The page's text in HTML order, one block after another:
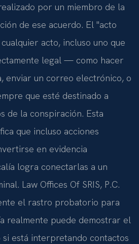
por un miembro de la
de ese acuerdo. El "acto
acto, incluso uno que
legal — como hacer
enviar un correo electrónico, o
que esté destinado a
de la conspiración. Esta
que incluso acciones
en evidencia
logra conectarlas a un
Law Offices Of SRIS, P.C.
el rastro probatorio para
realmente puede demostrar el
si está interpretando contactos